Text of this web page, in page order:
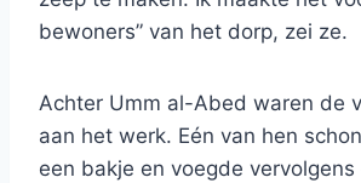
bewoners” van het dorp, zei ze.
Achter Umm al-Abed waren de
aan het werk. Eén van hen
een bakje en voegde